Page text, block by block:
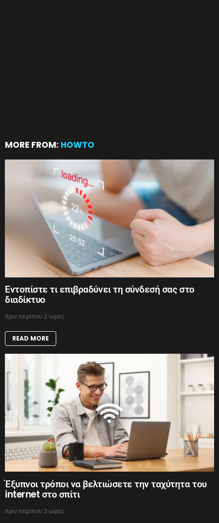
MORE FROM: HOWTO
Εντοπίστε τι επιβραδύνει τη σύνδεσή σας στο
διαδίκτυο
πριν περίπου 2 ώρες
READ MORE
Έξυπνοι τρόποι να βελτιώσετε την ταχύτητα του
internet στο σπίτι
πριν περίπου 3 ώρες